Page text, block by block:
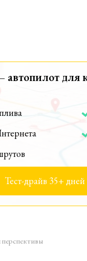
для
Тест-драйв 35+ дней